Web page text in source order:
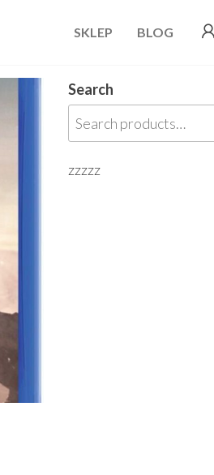
SKLEP BLOG
Search
zzzzz